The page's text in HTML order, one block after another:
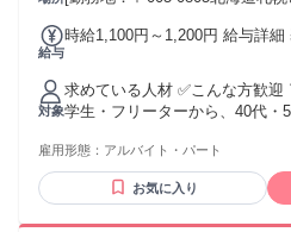
給与
時給1,100円～1,200円 給与詳
対象
求めている人材 ✅こんな方歓
学生・フリーターから、40代・
る方大歓迎！ Wワーク（副業）
客業は少し疲れた…」「モクモ
歴・経験・資格は一切不問です！
雇用形態： アルバイト・パート
お気に入り